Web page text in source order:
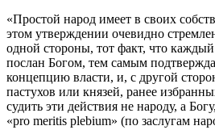
«Простой народ имеет в своих
этом утверждении очевидно
одной стороны, тот факт, что
послан Богом, тем самым
концепцию власти, и, с другой
пастухов или князей, ранее
судить эти действия не народу, а
«pro meritis plebium» (по заслугам